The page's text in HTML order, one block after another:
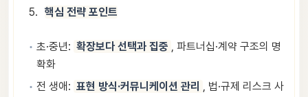
핵심 전략 포인트
초·중년: 확장보다 선택과 집중 , 파트너십·계약 구조의 명
확화
전 생애: 표현 방식·커뮤니케이션 관리 , 법·규제 리스크 사